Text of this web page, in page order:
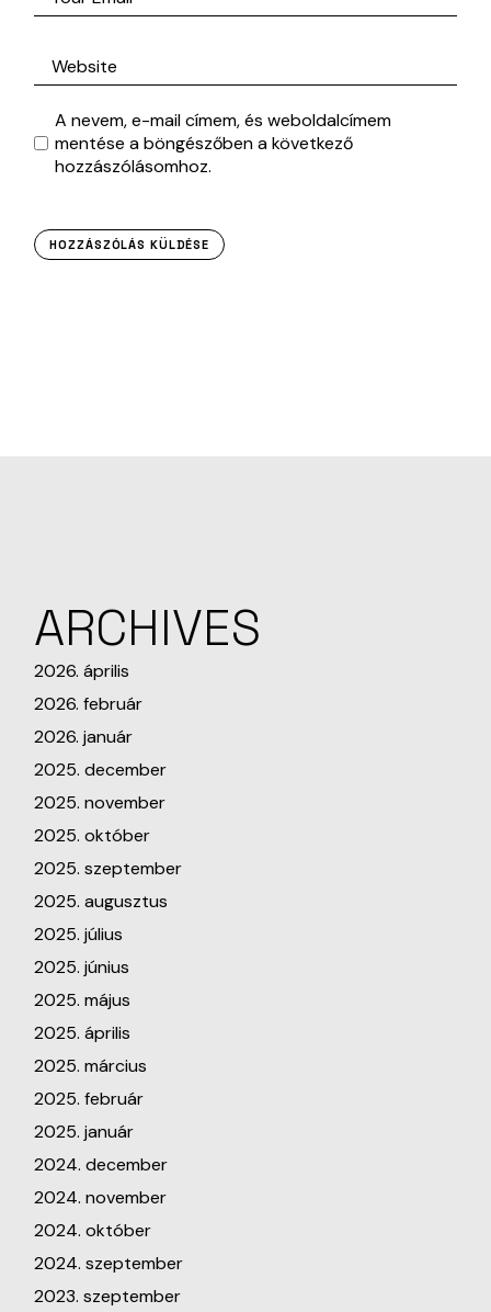
A nevem, e-mail címem, és weboldalcímem
mentése a böngészőben a következő
hozzászólásomhoz.
HOZZÁSZÓLÁS KÜLDÉSE
ARCHIVES
2026. április
2026. február
2026. január
2025. december
2025. november
2025. október
2025. szeptember
2025. augusztus
2025. július
2025. június
2025. május
2025. április
2025. március
2025. február
2025. január
2024. december
2024. november
2024. október
2024. szeptember
2023. szeptember